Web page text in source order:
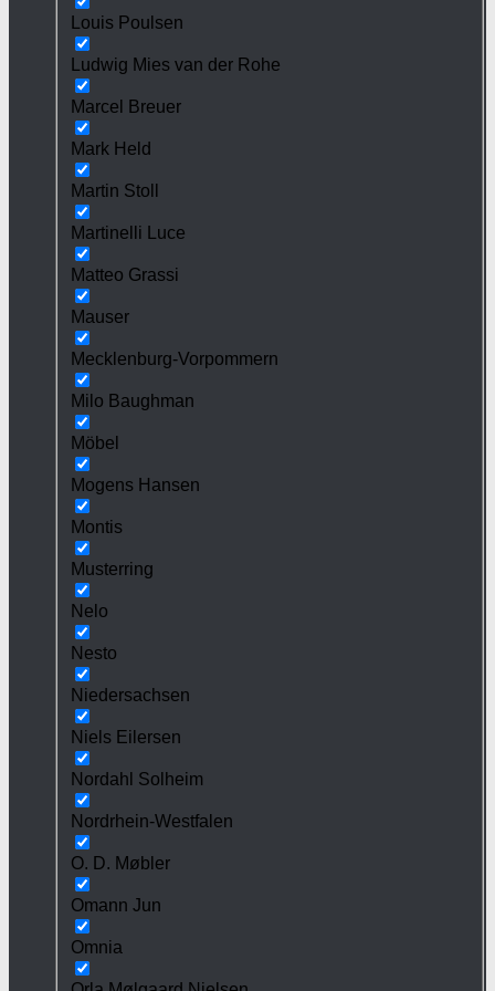
Louis Poulsen
Ludwig Mies van der Rohe
Marcel Breuer
Mark Held
Martin Stoll
Martinelli Luce
Matteo Grassi
Mauser
Mecklenburg-Vorpommern
Milo Baughman
Möbel
Mogens Hansen
Montis
Musterring
Nelo
Nesto
Niedersachsen
Niels Eilersen
Nordahl Solheim
Nordrhein-Westfalen
O. D. Møbler
Omann Jun
Omnia